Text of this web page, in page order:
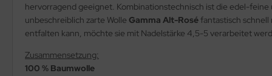
hervorragend geeignet. Kombinationstechnisch ist die edel-
unbeschreiblich zarte Wolle Gamma Alt-Roséfantastisch schnell
entfalten kann, möchte sie mit Nadelstärke 4,5-5 verarbeitet
Zusammensetzung:
100 % Baumwolle